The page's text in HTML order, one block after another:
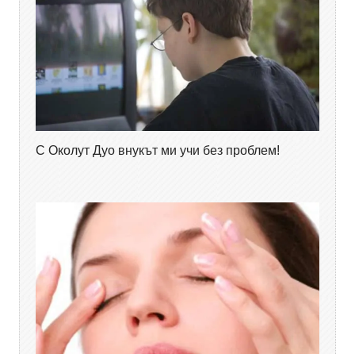
С Околут Дуо внукът ми учи без проблем!